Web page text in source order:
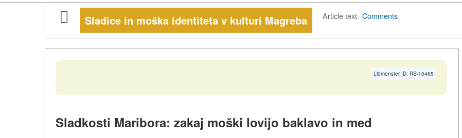
Sladice in moška identiteta v kulturi Magreba Article text·Comments
Libmonster ID: RS-10465
Sladkosti Maribora: zakaj moški lovijo baklavo in med